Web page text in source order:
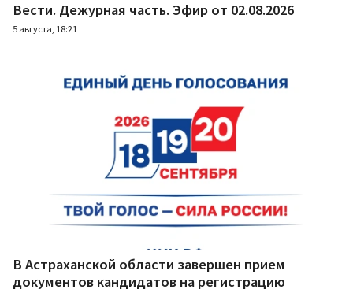
Вести. Дежурная часть. Эфир от 02.08.2026
5 августа, 18:21
В Астраханской области завершен прием
документов кандидатов на регистрацию